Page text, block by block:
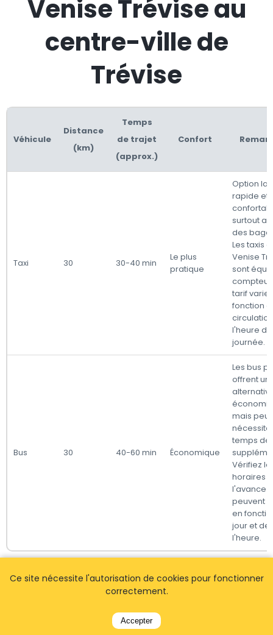
Venise Trévise au
centre-ville de
Trévise
Véhicule
Distance
(km)
Temps
de trajet
(approx.)
Confort
Taxi 30 30-40 min
Le plus
pratique
Option la
rapide et
surtout
des
Les taxis
Venise
sont
tarif varie
fonction
l'heure
journée.
Bus 30 40-60 min Économique
Les bus
offrent
mais
temps de
Vérifiez
horaires à
l'avance
peuvent
en
jour et de
l'heure.
- Les distances sont estimées via Google Maps.
- Les temps de trajet en transport en commun sont
approximatifs et peuvent varier en fonction du jour de
Ce site nécessite l'autorisation de cookies pour fonctionner
correctement.
Accepter